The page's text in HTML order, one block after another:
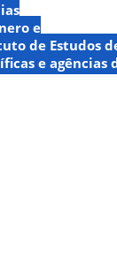
e
de Estudos
e agências